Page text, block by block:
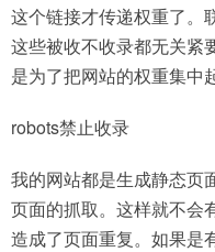
这个链接才传递权重了。
这些被收不收录都无关紧
是为了把网站的权重集中
robots禁止收录
我的网站都是生成静态页
页面的抓取。这样就不会
造成了页面重复。如果是